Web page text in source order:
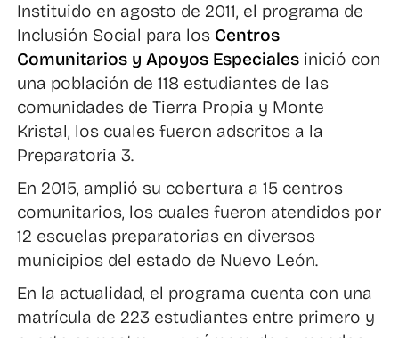
Instituido en agosto de 2011, el programa de
Inclusión Social para los Centros
Comunitarios y Apoyos Especiales inició con
una población de 118 estudiantes de las
comunidades de Tierra Propia y Monte
Kristal, los cuales fueron adscritos a la
Preparatoria 3.
En 2015, amplió su cobertura a 15 centros
comunitarios, los cuales fueron atendidos por
12 escuelas preparatorias en diversos
municipios del estado de Nuevo León.
En la actualidad, el programa cuenta con una
matrícula de 223 estudiantes entre primero y